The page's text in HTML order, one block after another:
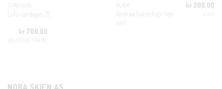
CARDIGAN
Lulu cardigan 21
kr700.00
KLÆR
Andrea loose logo tee
sort
kr 200.00
Bli en del av Nora-familien i dag. Som medlem får du 10%
rabatt på din første handel og eksklusive fordeler rett i lomma.